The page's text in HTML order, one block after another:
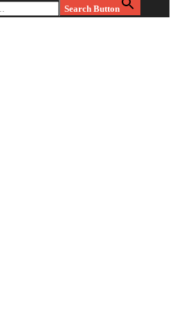
Search Button